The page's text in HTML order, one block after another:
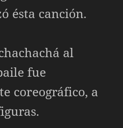
ésta canción.
al
fue
coreográfico, a